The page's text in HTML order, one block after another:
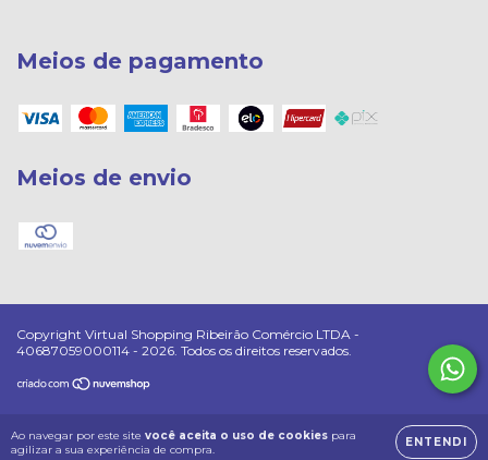
Ao navegar por este site você aceita o uso de cookies para
agilizar a sua experiência de compra.
ENTENDI
Meios de pagamento
Meios de envio
Copyright Virtual Shopping Ribeirão Comércio LTDA -
40687059000114 - 2026. Todos os direitos reservados.